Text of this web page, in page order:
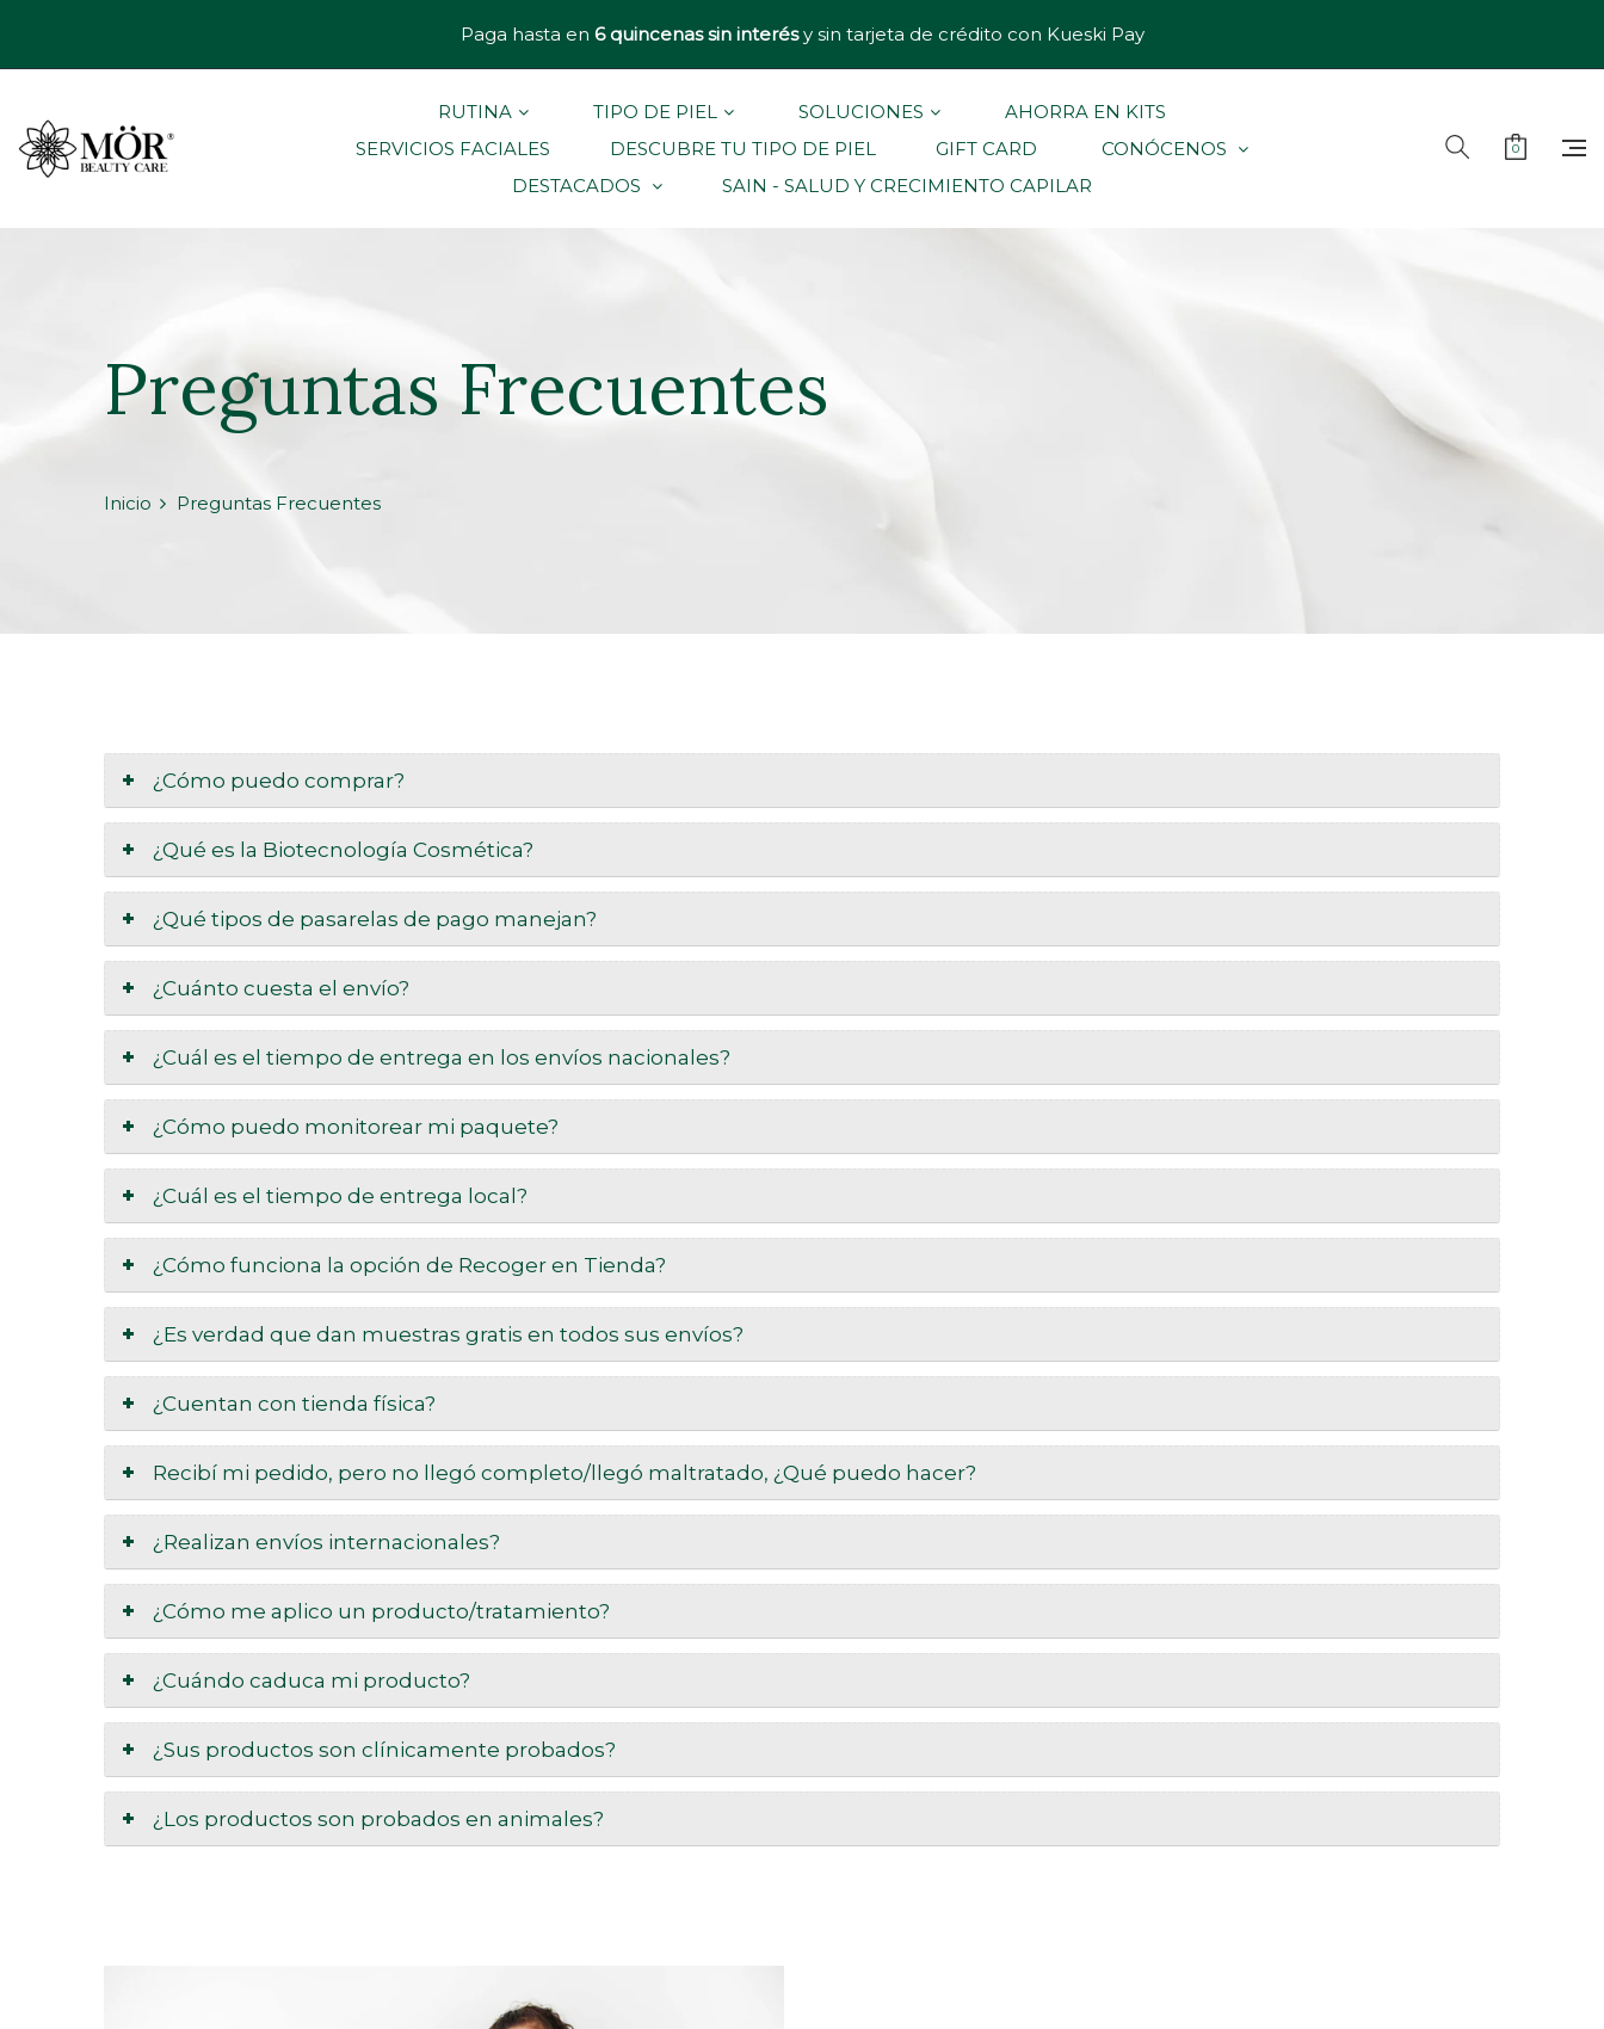
Paga hasta en 6 quincenas sin interésy sin tarjeta de crédito con Kueski Pay
RUTINA TIPO DE PIEL SOLUCIONES
AHORRA EN KITS
SERVICIOS FACIALES
DESCUBRE TU TIPO DE PIEL GIFT CARD
CONÓCENOS
DESTACADOS
SAIN - SALUD Y CRECIMIENTO CAPILAR
0
Preguntas Frecuentes
Inicio Preguntas Frecuentes
¿Cómo puedo comprar?
¿Qué es la Biotecnología Cosmética?
¿Qué tipos de pasarelas de pago manejan?
¿Cuánto cuesta el envío?
¿Cuál es el tiempo de entrega en los envíos nacionales?
¿Cómo puedo monitorear mi paquete?
¿Cuál es el tiempo de entrega local?
¿Cómo funciona la opción de Recoger en Tienda?
¿Es verdad que dan muestras gratis en todos sus envíos?
¿Cuentan con tienda física?
Recibí mi pedido, pero no llegó completo/llegó maltratado, ¿Qué puedo hacer?
¿Realizan envíos internacionales?
¿Cómo me aplico un producto/tratamiento?
¿Cuándo caduca mi producto?
¿Sus productos son clínicamente probados?
¿Los productos son probados en animales?